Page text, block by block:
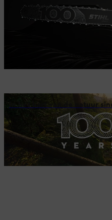
In het hart van de natuur